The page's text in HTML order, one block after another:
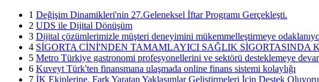
1 Değişim Dinamikleri'nin 27.Geleneksel İftar Programı Gerçekleşti.
2 UDS ile Dijital Dönüşüm
3 Dijital çözümlerimizle müşteri deneyimini mükemmelleştirmeye
4 SİGORTA CİNİ'NDEN TAMAMLAYICI SAĞLIK SİGORTASINDA
5 Metro Türkiye gastronomi profesyonellerini ve sektörü desteklemeye
6 Kuveyt Türk'ten finansmana ulaşmada online finans sistemi kolaylığı
7 İK Ekiplerine, Fark Yaratan Yaklaşımlar Geliştirmeleri İçin Destek